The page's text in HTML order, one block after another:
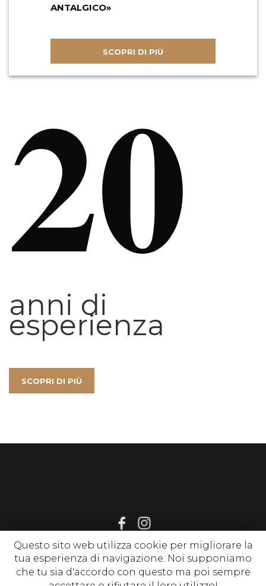
ANTALGICO»
SCOPRI DI PIÙ
20
anni di
esperienza
SCOPRI DI PIÙ
© 2020 www.sognirelax.it , P. Iva 02214650513 | Privacy Policy
| tutti i diritti riservati
Questo sito web utilizza cookie per migliorare la
tua esperienza di navigazione. Noi supponiamo
che tu sia d'accordo con questo ma poi sempre